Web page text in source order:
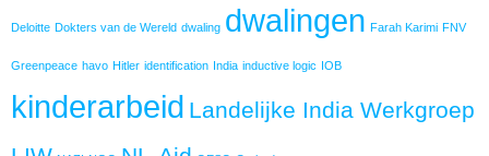
Deloitte Dokters van de Wereld dwaling dwalingen Farah Karimi FNV
Greenpeace havo Hitler identification India inductive logic IOB
kinderarbeid Landelijke India Werkgroep